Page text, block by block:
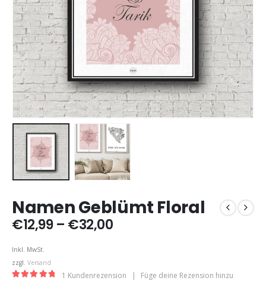
Namen Geblümt Floral
€12,99 – €32,00Preisspanne:
Inkl. MwSt.
zzgl. Versand
1 Kundenrezension | Füge deine Rezension hinzu